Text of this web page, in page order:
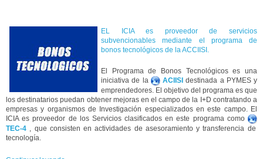
EL ICIA es proveedor de servicios
subvencionables mediante el programa de
bonos tecnológicos de la ACCIISI.
El Programa de Bonos Tecnológicos es una
iniciativa de la
ACIISIdestinada a PYMES y
emprendedores. El objetivo del programa es que
los destinatarios puedan obtener mejoras en el campo de la I+D contratando a
empresas y organismos de Investigación especializados en este campo. El
ICIA es proveedor de los Servicios clasificados en este programa como
TEC-4 , que consisten en actividades de asesoramiento y transferencia de
tecnología.